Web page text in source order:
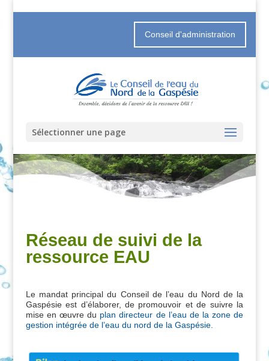
Conseil d'administration
Sélectionner une page
Réseau de suivi de la
ressource EAU
Le mandat principal du Conseil de l’eau du Nord de la
Gaspésie est d’élaborer, de promouvoir et de suivre la
mise en œuvre du plan directeur de l’eau de la zone de
gestion intégrée de l’eau du nord de la Gaspésie.